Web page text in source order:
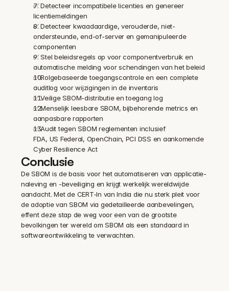
✅ Detecteer incompatibele licenties en genereer
licentiemeldingen
✅ Detecteer kwaadaardige, verouderde, niet-
ondersteunde, end-of-server en gemanipuleerde
componenten
✅ Stel beleidsregels op voor componentverbruik en
automatische melding voor schendingen van het beleid
✅ Rolgebaseerde toegangscontrole en een complete
auditlog voor wijzigingen in de inventaris
✅ Veilige SBOM-distributie en toegang log
✅ Menselijk leesbare SBOM, bijbehorende metrics en
aanpasbare rapporten
✅ Audit tegen SBOM reglementen inclusief
FDA, US Federal, OpenChain, PCI DSS en aankomende
Cyber Resilience Act
Conclusie
De SBOM is de basis voor het automatiseren van applicatie-
naleving en -beveiliging en krijgt werkelijk wereldwijde
aandacht. Met de CERT-In van India die nu sterk pleit voor
de adoptie van SBOM via gedetailleerde aanbevelingen,
effent deze stap de weg voor een van de grootste
bevolkingen ter wereld om SBOM als een standaard in
softwareontwikkeling te verwachten.